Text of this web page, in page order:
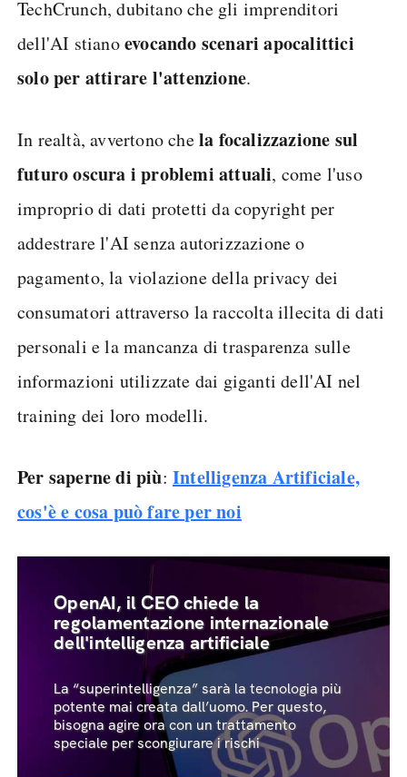
TechCrunch, dubitano che gli imprenditori
dell'AI stianoevocando scenari apocalittici
solo per attirare l'attenzione.
In realtà, avvertono chela focalizzazione sul
futuro oscura i problemi attuali, come l'uso
improprio di dati protetti da copyright per
addestrare l'AI senza autorizzazione o
pagamento, la violazione della privacy dei
consumatori attraverso la raccolta illecita di dati
personali e la mancanza di trasparenza sulle
informazioni utilizzate dai giganti dell'AI nel
training dei loro modelli.
Per saperne di più:Intelligenza Artificiale,
cos'è e cosa può fare per noi
OpenAI, il CEO chiede la
regolamentazione internazionale
dell'intelligenza artificiale
La “superintelligenza” sarà la tecnologia più
potente mai creata dall’uomo. Per questo,
bisogna agire ora con un trattamento
speciale per scongiurare i rischi